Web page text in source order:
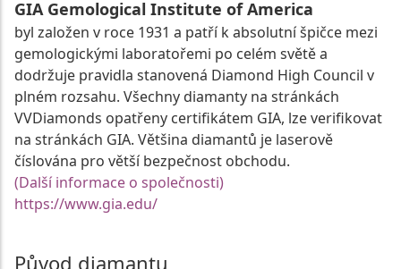
GIA Gemological Institute of America
byl založen v roce 1931 a patří k absolutní špičce mezi
gemologickými laboratořemi po celém světě a
dodržuje pravidla stanovená Diamond High Council v
plném rozsahu. Všechny diamanty na stránkách
VVDiamonds opatřeny certifikátem GIA, lze verifikovat
na stránkách GIA. Většina diamantů je laserově
číslována pro větší bezpečnost obchodu.
(Další informace o společnosti)
https://www.gia.edu/
Původ diamantu